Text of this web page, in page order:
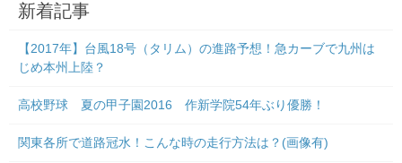
新着記事
【2017年】台風18号（タリム）の進路予想！急カーブで九州は
じめ本州上陸？
高校野球 夏の甲子園2016 作新学院54年ぶり優勝！
関東各所で道路冠水！こんな時の走行方法は？(画像有)